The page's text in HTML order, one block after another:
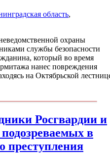
область,
охраны
службы безопасности
который во время
нанес повреждения
на Октябрьской
Росгвардии и
в
преступления